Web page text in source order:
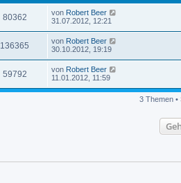
80362 von Robert Beer
31.07.2012, 12:21
136365 von Robert Beer
30.10.2012, 19:19
59792 von Robert Beer
11.01.2012, 11:59
3 Themen •